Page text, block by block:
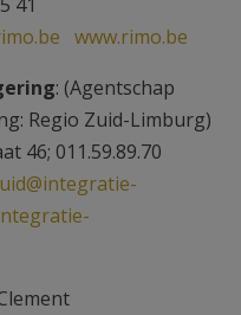
www.rimo.be
: (Agentschap
Regio Zuid-Limburg)
46; 011.59.89.70